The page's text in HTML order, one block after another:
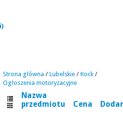
Strona główna / Lubelskie / Kock /
Ogłoszenia motoryzacyjne
Nazwa
przedmiotu
Cena